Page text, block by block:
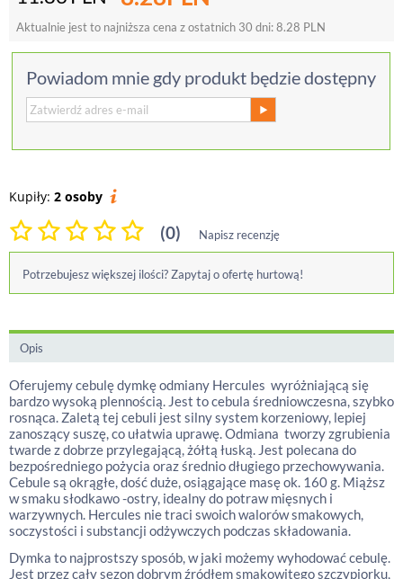
Aktualnie jest to najniższa cena z ostatnich 30 dni:8.28 PLN
Powiadom mnie gdy produkt będzie dostępny
Kupiły: 2 osoby
(0) Napisz recenzję
Potrzebujesz większej ilości? Zapytaj o ofertę hurtową!
Opis
Oferujemy cebulę dymkę odmiany Hercules wyróżniającą się
bardzo wysoką plennością. Jest to cebula średniowczesna, szybko
rosnąca. Zaletą tej cebuli jest silny system korzeniowy, lepiej
zanoszący suszę, co ułatwia uprawę. Odmiana tworzy zgrubienia
twarde z dobrze przylegającą, żółtą łuską. Jest polecana do
bezpośredniego pożycia oraz średnio długiego przechowywania.
Cebule są okrągłe, dość duże, osiągające masę ok. 160 g. Miąższ
w smaku słodkawo -ostry, idealny do potraw mięsnych i
warzywnych. Hercules nie traci swoich walorów smakowych,
soczystości i substancji odżywczych podczas składowania.
Dymka to najprostszy sposób, w jaki możemy wyhodować cebulę.
Jest przez cały sezon dobrym źródłem smakowitego szczypiorku,